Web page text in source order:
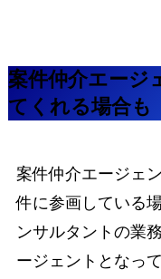
案件仲介エージ
てくれる場合も
案件仲介エージェ
件に参画している
ンサルタントの業
ージェントとなっ